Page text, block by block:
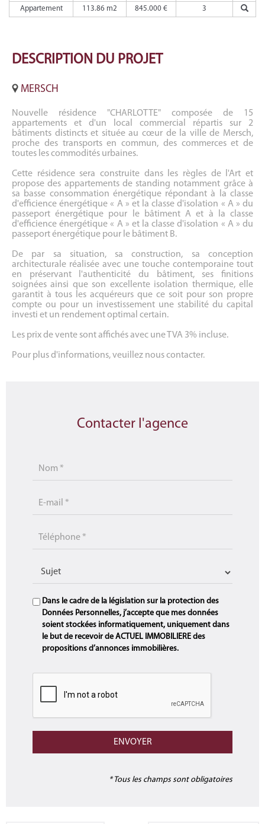
Appartement
113.86 m2 845.000 € 3
DESCRIPTION DU PROJET
MERSCH
Nouvelle résidence "CHARLOTTE" composée de 15
appartements et d'un local commercial répartis sur 2
bâtiments distincts et située au cœur de la ville de Mersch,
proche des transports en commun, des commerces et de
toutes les commodités urbaines.
Cette résidence sera construite dans les règles de l'Art et
propose des appartements de standing notamment grâce à
sa basse consommation énergétique répondant à la classe
d'efficience énergétique « A » et la classe d'isolation « A » du
passeport énergétique pour le bâtiment A et à la classe
d'efficience énergétique « A » et la classe d'isolation « A » du
passeport énergétique pour le bâtiment B.
De par sa situation, sa construction, sa conception
architecturale réalisée avec une touche contemporaine tout
en préservant l'authenticité du bâtiment, ses finitions
soignées ainsi que son excellente isolation thermique, elle
garantit à tous les acquéreurs que ce soit pour son propre
compte ou pour un investissement une stabilité du capital
investi et un rendement optimal certain.
Les prix de vente sont affichés avec une TVA 3% incluse.
Pour plus d'informations, veuillez nous contacter.
Contacter l'agence
Dans le cadre de la législation sur la protection des
Données Personnelles, j’accepte que mes données
soient stockées informatiquement, uniquement dans
le but de recevoir de ACTUEL IMMOBILIERE des
propositions d’annonces immobilières.
* Tous les champs sont obligatoires